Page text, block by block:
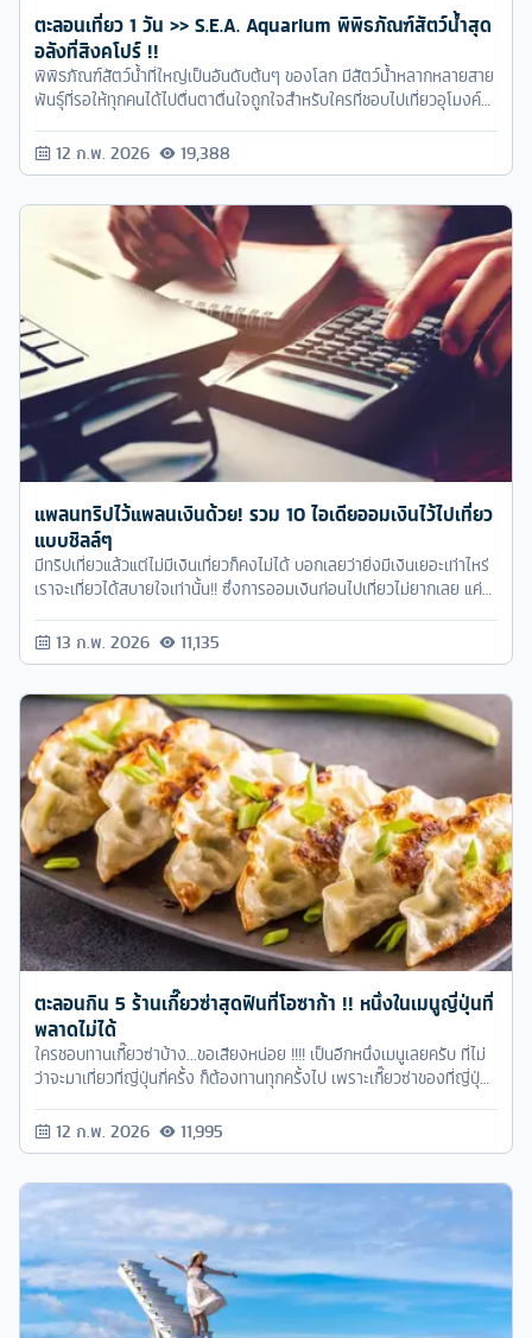
ตะลอนเที่ยว 1 วัน >> S.E.A. Aquarium พิพิธภัณฑ์สัตว์น้ำสุด
อลังที่สิงคโปร์ !!
พิพิธภัณฑ์สัตว์น้ำที่ใหญ่เป็นอันดับต้นๆ ของโลก มีสัตว์น้ำหลากหลายสาย
พันธุ์ที่รอให้ทุกคนได้ไปตื่นตาตื่นใจถูกใจสำหรับใครที่ชอบไปเที่ยวอุโมงค์
12 ก.พ. 2026 19,388
แพลนทริปไว้แพลนเงินด้วย! รวม 10 ไอเดียออมเงินไว้ไปเที่ยว
แบบชิลล์ๆ
มีทริปเที่ยวแล้วแต่ไม่มีเงินเที่ยวก็คงไม่ได้ บอกเลยว่ายิ่งมีเงินเยอะเท่าไหร่
เราจะเที่ยวได้สบายใจเท่านั้น!! ซึ่งการออมเงินก่อนไปเที่ยวไม่ยากเลย แค่
13 ก.พ. 2026 11,135
ตะลอนกิน 5 ร้านเกี๊ยวซ่าสุดฟินที่โอซาก้า !! หนึ่งในเมนูญี่ปุ่นที่
พลาดไม่ได้
ใครชอบทานเกี๊ยวซ่าบ้าง...ขอเสียงหน่อย !!!! เป็นอีกหนึ่งเมนูเลยครับ ที่ไม่
ว่าจะมาเที่ยวที่ญี่ปุ่นกี่ครั้ง ก็ต้องทานทุกครั้งไป เพราะเกี๊ยวซ่าของที่ญี่ปุ่น
12 ก.พ. 2026 11,995